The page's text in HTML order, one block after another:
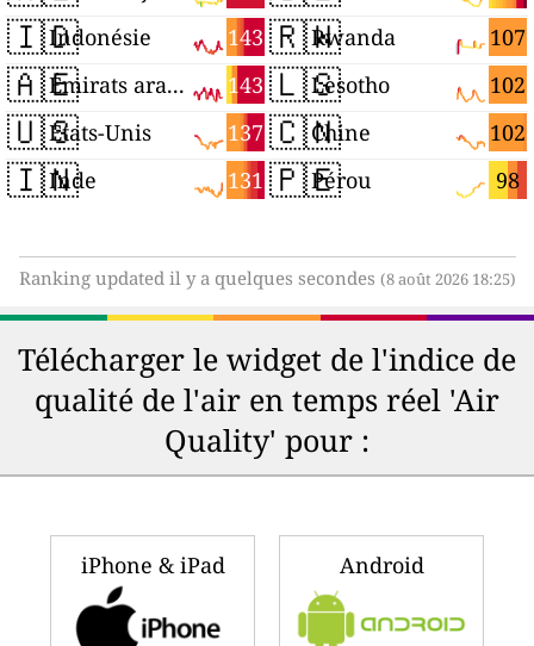
🇮🇩 143
Indonésie
🇦🇪 143
Émirats arabes unis
🇺🇸 137
États-Unis
🇮🇳 131
Inde
🇷🇼 107
Rwanda
🇱🇸 102
Lesotho
🇨🇳 102
Chine
🇵🇪 98
Pérou
Ranking updated il y a quelques secondes (8 août 2026 18:25)
Télécharger le widget de l'indice de
qualité de l'air en temps réel 'Air
Quality' pour :
iPhone & iPad Android